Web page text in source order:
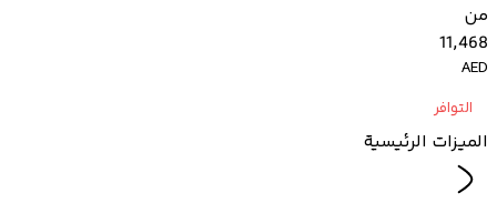
من
11,468
AED
التوافر
الميزات الرئيسية